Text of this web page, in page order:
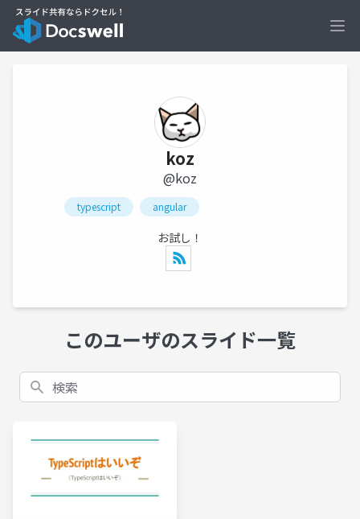
koz
@koz
typescript angular
お試し！
このユーザのスライド一覧
検索